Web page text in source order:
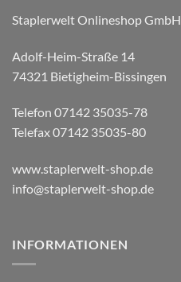
Staplerwelt Onlineshop GmbH
Adolf-Heim-Straße 14
74321 Bietigheim-Bissingen
Telefon 07142 35035-78
Telefax 07142 35035-80
www.staplerwelt-shop.de
info@staplerwelt-shop.de
INFORMATIONEN